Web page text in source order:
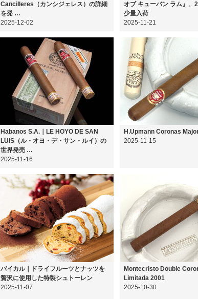
Cancilleres（カンシジェレス）の詳細
を発 …
2025-12-02
オブ キューバン ラム』、
少量入荷
2025-11-21
Habanos S.A.｜LE HOYO DE SAN
LUIS（ル・オヨ・デ・サン・ルイ）の
世界発売 …
2025-11-16
H.Upmann Coronas
2025-11-15
バイカル｜ドライフルーツとナッツを
贅沢に使用した特製シュトーレン
2025-11-07
Montecristo Double
Limitada 2001
2025-10-30